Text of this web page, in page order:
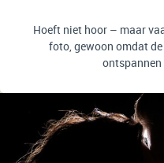
Hoeft niet hoor – maar
foto, gewoon omdat
ontspannen